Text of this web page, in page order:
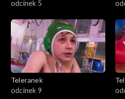
odcinek 5
Teleranek
odcinek 9